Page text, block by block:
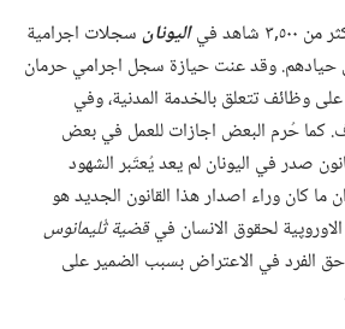
في
اليونانسجلات اجرامية
حيادهم.‏ وقد عنت حيازة سجل اجرامي حرمان
وظائف تتعلق بالخدمة المدنية،‏ وفي
كما حُرم البعض اجازات للعمل في بعض
صدر في اليونان لم يعد يُعتَبر الشهود
كان وراء اصدار هذا القانون الجديد هو
لحقوق الانسان فيقضية ثْليمانوس
الفرد في الاعتراض بسبب الضمير على